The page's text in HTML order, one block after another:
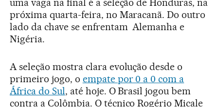
próxima quarta-feira, no Maracanã. Do outro
lado da chave se enfrentam Alemanha e
Nigéria.
A seleção mostra clara evolução desde o
primeiro jogo, o empate por 0 a 0 com a
África do Sul, até hoje. O Brasil jogou bem
contra a Colômbia. O técnico Rogério Micale